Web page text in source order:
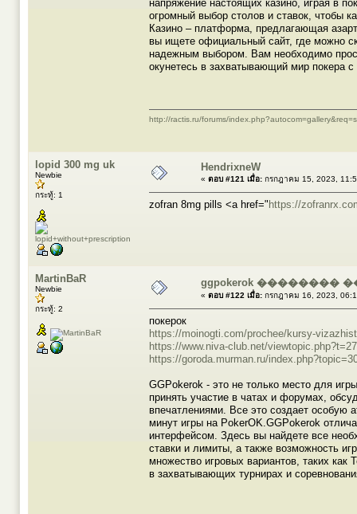
напряжение настоящих казино, играя в
огромный выбор столов и ставок, чтобы
Казино – платформа, предлагающая
вы ищете официальный сайт, где можно
надежным выбором. Вам необходимо
окунетесь в захватывающий мир покера
http://ractis.ru/forums/
lopid 300 mg uk
Newbie
กระทู้: 1
HendrixneW
« ตอบ #121 เมื่อ: กรกฎาคม 15, 2023,
zofran 8mg pills <a href=" https://
MartinBaR
Newbie
กระทู้: 2
ggpokerok ��������
« ตอบ #122 เมื่อ: กรกฎาคม 16, 2023,
покерок
https://moinogti.com/prochee/kursy-
https://www.niva-club.net/
https://goroda.murman.ru/
GGPokerok - это не только место для
принять участие в чатах и форумах,
впечатлениями. Все это создает особую
минут игры на PokerOK.GGPokerok
интерфейсом. Здесь вы найдете все
ставки и лимиты, а также возможность
множество игровых вариантов, таких
в захватывающих турнирах и